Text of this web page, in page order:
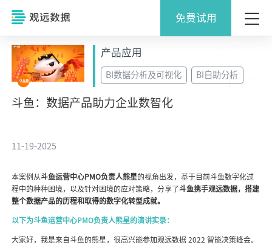
免费试用
产品应用
BI数据分析及可视化 BI自助分析
斗鱼：数据产品助力企业数智化
11-19-2025
本案例从斗鱼运营中心PMO负责人熊星的视角出发，基于目前斗鱼数字化过
程中的种种困境，以及针对困境的应对策略，分享了斗鱼携手观远数据，搭建
整个数据产品的历程和取得的数字化转型成就。
以下为斗鱼运营中心PMO负责人熊星的演讲实录：
大家好，我是来自斗鱼的熊星，很高兴能参加观远数据 2022 智能决策峰会。